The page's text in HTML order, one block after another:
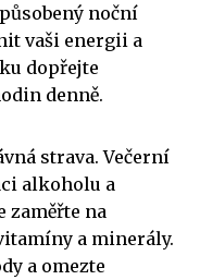
noční
vaši energii a
dopřejte
denně.
strava. Večerní
alkoholu a
zaměřte na
a minerály.
a omezte